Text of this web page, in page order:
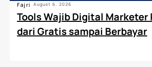
Fajri August 6, 2026
Tools Wajib Digital Marketer
dari Gratis sampai Berbayar